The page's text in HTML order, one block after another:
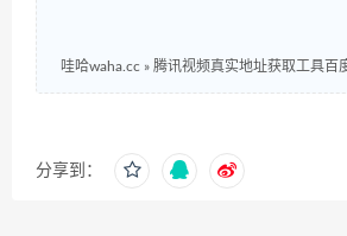
哇哈waha.cc » 腾讯视频真实地址获取工具百
分享到：